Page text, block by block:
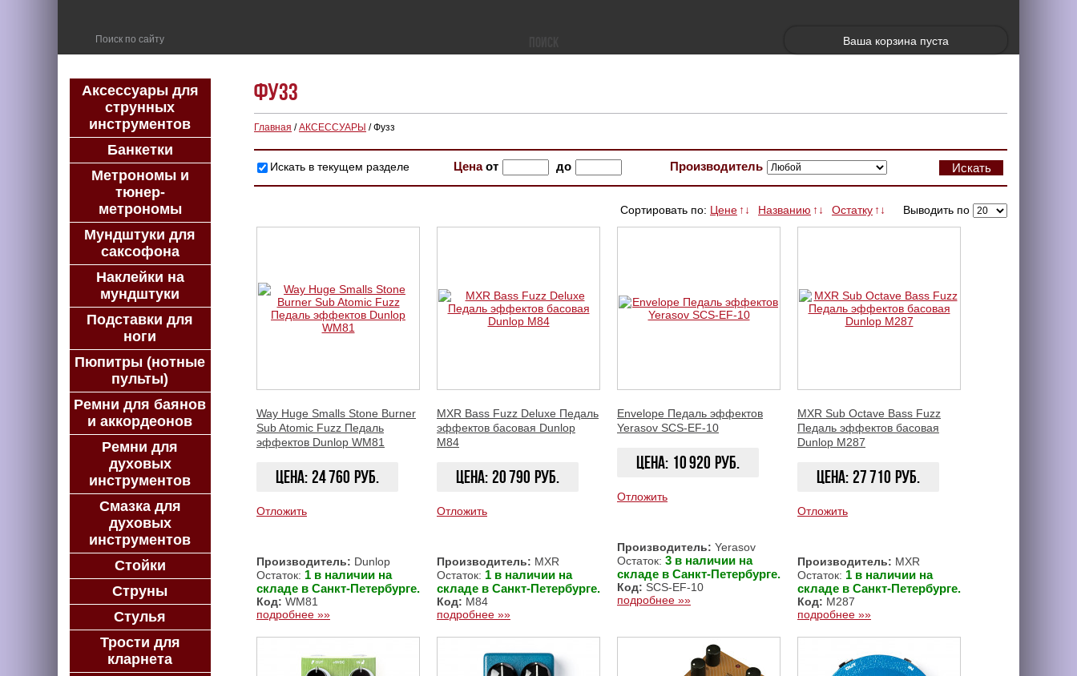
Ваша корзина пуста
Фузз
Главная /АКСЕССУАРЫ /Фузз
Искать в текущем разделе Ценаот до Производитель
Сортировать по: Цене ↑ ↓ Названию ↑ ↓ Остатку ↑ ↓ Выводить по
Way Huge Smalls Stone Burner
Sub Atomic Fuzz Педаль
эффектов Dunlop WM81
Цена: 24 760 руб.
Отложить
Производитель: Dunlop
Остаток: 1 в наличии на
складе в Санкт-Петербурге.
Код: WM81
подробнее »»
MXR Bass Fuzz Deluxe Педаль
эффектов басовая Dunlop
M84
Цена: 20 790 руб.
Отложить
Производитель: MXR
Остаток: 1 в наличии на
складе в Санкт-Петербурге.
Код: M84
подробнее »»
Envelope Педаль эффектов
Yerasov SCS-EF-10
Цена: 10 920 руб.
Отложить
Производитель: Yerasov
Остаток: 3 в наличии на
складе в Санкт-Петербурге.
Код: SCS-EF-10
подробнее »»
MXR Sub Octave Bass Fuzz
Педаль эффектов басовая
Dunlop M287
Цена: 27 710 руб.
Отложить
Производитель: MXR
Остаток: 1 в наличии на
складе в Санкт-Петербурге.
Код: M287
подробнее »»
Аксессуары для
струнных
инструментов
Банкетки
Метрономы и
тюнер-
метрономы
Мундштуки для
саксофона
Наклейки на
мундштуки
Подставки для
ноги
Пюпитры (нотные
пульты)
Ремни для баянов
и аккордеонов
Ремни для
духовых
инструментов
Смазка для
духовых
инструментов
Стойки
Струны
Стулья
Трости для
кларнета